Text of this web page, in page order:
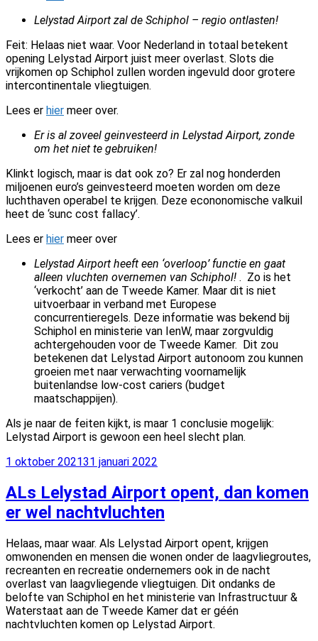
Lelystad Airport zal de Schiphol – regio ontlasten!
Feit: Helaas niet waar. Voor Nederland in totaal betekent
opening Lelystad Airport juist meer overlast. Slots die
vrijkomen op Schiphol zullen worden ingevuld door grotere
intercontinentale vliegtuigen.
Lees er hier meer over.
Er is al zoveel geinvesteerd in Lelystad Airport, zonde
om het niet te gebruiken!
Klinkt logisch, maar is dat ook zo? Er zal nog honderden
miljoenen euro’s geinvesteerd moeten worden om deze
luchthaven operabel te krijgen. Deze econonomische valkuil
heet de ‘sunc cost fallacy’.
Lees er hier meer over
Lelystad Airport heeft een ‘overloop’ functie en gaat
alleen vluchten overnemen van Schiphol! . Zo is het
‘verkocht’ aan de Tweede Kamer. Maar dit is niet
uitvoerbaar in verband met Europese
concurrentieregels. Deze informatie was bekend bij
Schiphol en ministerie van IenW, maar zorgvuldig
achtergehouden voor de Tweede Kamer. Dit zou
betekenen dat Lelystad Airport autonoom zou kunnen
groeien met naar verwachting voornamelijk
buitenlandse low-cost cariers (budget
maatschappijen).
Als je naar de feiten kijkt, is maar 1 conclusie mogelijk:
Lelystad Airport is gewoon een heel slecht plan.
Geplaatst
1 oktober 202131 januari 2022
ALs Lelystad Airport opent, dan komen
er wel nachtvluchten
Helaas, maar waar. Als Lelystad Airport opent, krijgen
omwonenden en mensen die wonen onder de laagvliegroutes,
recreanten en recreatie ondernemers ook in de nacht
overlast van laagvliegende vliegtuigen. Dit ondanks de
belofte van Schiphol en het ministerie van Infrastructuur &
Waterstaat aan de Tweede Kamer dat er géén
nachtvluchten komen op Lelystad Airport.